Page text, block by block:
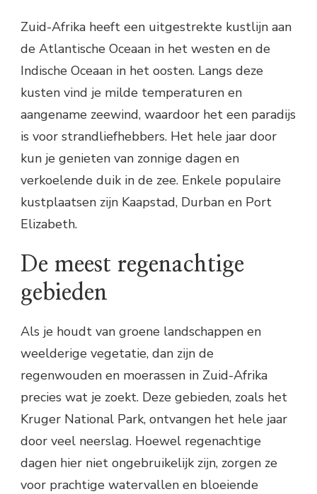
Zuid-Afrika heeft een uitgestrekte kustlijn aan
de Atlantische Oceaan in het westen en de
Indische Oceaan in het oosten. Langs deze
kusten vind je milde temperaturen en
aangename zeewind, waardoor het een paradijs
is voor strandliefhebbers. Het hele jaar door
kun je genieten van zonnige dagen en
verkoelende duik in de zee. Enkele populaire
kustplaatsen zijn Kaapstad, Durban en Port
Elizabeth.
De meest regenachtige
gebieden
Als je houdt van groene landschappen en
weelderige vegetatie, dan zijn de
regenwouden en moerassen in Zuid-Afrika
precies wat je zoekt. Deze gebieden, zoals het
Kruger National Park, ontvangen het hele jaar
door veel neerslag. Hoewel regenachtige
dagen hier niet ongebruikelijk zijn, zorgen ze
voor prachtige watervallen en bloeiende